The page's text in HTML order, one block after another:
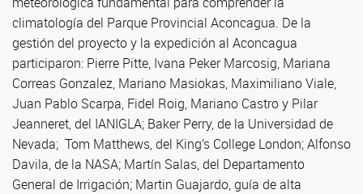
climatología del Parque Provincial Aconcagua. De la
gestión del proyecto y la expedición al Aconcagua
participaron: Pierre Pitte, Ivana Peker Marcosig, Mariana
Correas Gonzalez, Mariano Masiokas, Maximiliano Viale,
Juan Pablo Scarpa, Fidel Roig, Mariano Castro y Pilar
Jeanneret, del IANIGLA; Baker Perry, de la Universidad de
Nevada; Tom Matthews, del King’s College London; Alfonso
Davila, de la NASA; Martín Salas, del Departamento
General de Irrigación; Martin Guajardo, guía de alta